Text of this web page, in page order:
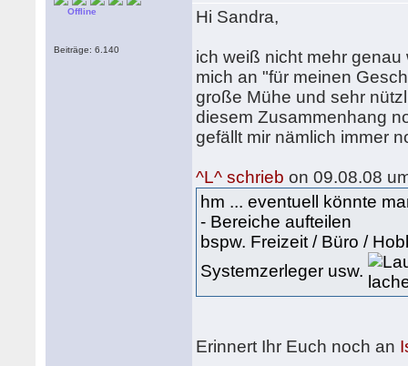
Offline
Beiträge: 6.140
Hi Sandra,
ich weiß nicht mehr
mich an "für meinen
große Mühe und sehr
diesem Zusammenhang
gefällt mir nämlich immer
^L^ schrieb on 09.08.08
hm ... eventuell könnte
- Bereiche aufteilen
bspw. Freizeit / Büro /
Systemzerleger usw.
Erinnert Ihr Euch noch an